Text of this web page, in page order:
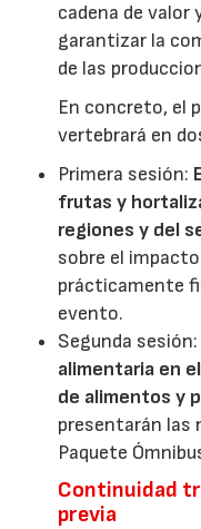
cadena de valor
garantizar la
de las
En concreto, el
vertebrará en
Primera sesión:
frutas y
regiones y del
sobre el
prácticamente
evento.
Segunda sesión:
alimentaria en
de alimentos y
presentarán las
Paquete
Continuidad
previa